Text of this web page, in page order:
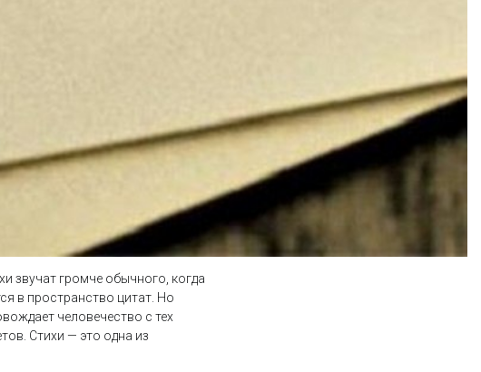
звучат громче обычного, когда
в пространство цитат. Но
человечество с тех
Стихи — это одна из